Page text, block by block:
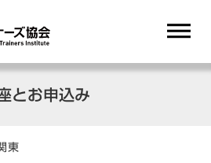
とお申込み
東
dehaze